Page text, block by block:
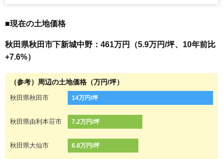
■現在の土地価格
秋田県秋田市下新城中野：461万円（5.9万円/坪、10年前比
+7.6%）
（参考）周辺の土地価格（万円/坪）
秋田県秋田市 14万円/坪
秋田県由利本荘市 7.2万円/坪
秋田県大仙市 6.8万円/坪